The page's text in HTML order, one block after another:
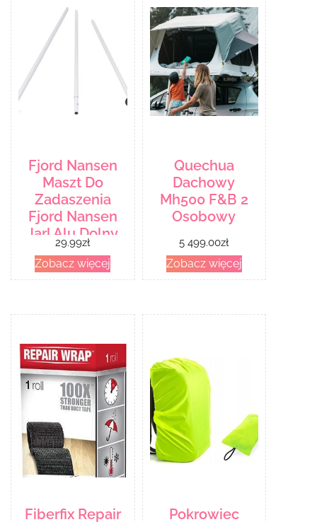
Fjord Nansen
Maszt Do
Zadaszenia
Fjord Nansen
Jarl Alu Dolny
(35918) Fn
29.99zł
Zobacz więcej
Quechua
Dachowy
Mh500 F&B 2
Osobowy
5 499.00zł
Zobacz więcej
Fiberfix Repair Pokrowiec